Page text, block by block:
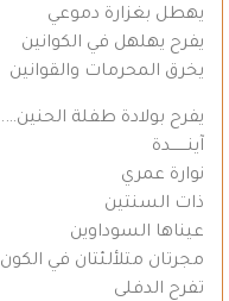
يهطل بغزارة دموعي
يفرح يهلهل في الكوانين
يخرق المحرمات والقوانين
يفرح بولادة طفلة الحنين….
آينـــــــدة
نوارة عمري
ذات السنتين
عيناها السوداوين
مجرتان متلألئتان في الكون
تفرح الدفلى